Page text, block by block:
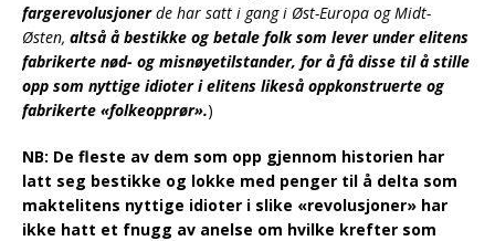
fargerevolusjonerde har satt i gang i Øst-Europa og Midt-
Østen, altså å bestikke og betale folk som lever under elitens
fabrikerte nød- og misnøyetilstander, for å få disse til å stille
opp som nyttige idioter i elitens likeså oppkonstruerte og
fabrikerte «folkeopprør».)
NB: De fleste av dem som opp gjennom historien har
latt seg bestikke og lokke med penger til å delta som
maktelitens nyttige idioter i slike «revolusjoner» har
ikke hatt et fnugg av anelse om hvilke krefter som